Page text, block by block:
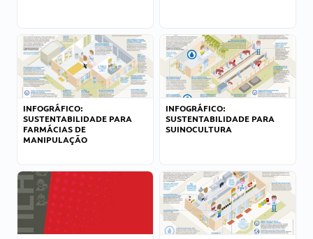
INFOGRÁFICO:
SUSTENTABILIDADE PARA
FARMÁCIAS DE
MANIPULAÇÃO
INFOGRÁFICO:
SUSTENTABILIDADE PARA
SUINOCULTURA